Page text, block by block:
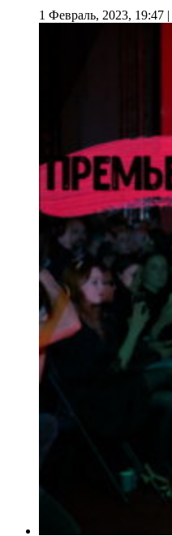
1 Февраль, 2023, 19:47 |